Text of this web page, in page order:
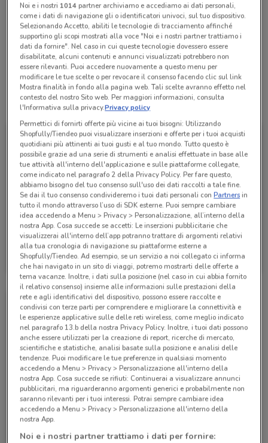
Lunedì n.d.
Martedì n.d.
Mercoledì n.d.
Giovedì n.d.
Venerdì n.d.
Sabato n.d.
Domenica n.d.
0622183129
ROMA 182
Tutte le promozioni di questo negozio
PosteMobile
Scade il 17/08 6.6 km
PosteMobile
Scade il 05/09 6.6 km
Noi e i nostri 1014partner archiviamo e accediamo ai dati personali,
come i dati di navigazione gli o identificatori univoci, sul tuo dispositivo.
Selezionando Accetto, abiliti le tecnologie di tracciamento affinché
supportino gli scopi mostrati alla voce "Noi e i nostri partner trattiamo i
dati da fornire". Nel caso in cui queste tecnologie dovessero essere
disabilitate, alcuni contenuti e annunci visualizzati potrebbero non
essere rilevanti. Puoi accedere nuovamente a questo menu per
modificare le tue scelte o per revocare il consenso facendo clic sul link
Mostra finalità in fondo alla pagina web. Tali scelte avranno effetto nel
contesto del nostro Sito web. Per maggiori informazioni, consulta
l'Informativa sulla privacy.Privacy policy
Permettici di fornirti offerte più vicine ai tuoi bisogni: Utilizzando
Shopfully/Tiendeo puoi visualizzare inserzioni e offerte per i tuoi acquisti
quotidiani più attinenti ai tuoi gusti e al tuo mondo. Tutto questo è
possibile grazie ad una serie di strumenti e analisi effettuate in base alle
tue attività all'interno dell'applicazione e sulle piattaforme collegate,
come indicato nel paragrafo 2 della Privacy Policy. Per fare questo,
abbiamo bisogno del tuo consenso sull'uso dei dati raccolti a tale fine.
Se dai il tuo consenso condivideremo i tuoi dati personali conPartnersin
tutto il mondo attraverso l’uso di SDK esterne. Puoi sempre cambiare
idea accedendo a Menu > Privacy > Personalizzazione, all’interno della
nostra App. Cosa succede se accetti: Le inserzioni pubblicitarie che
visualizzerai all'interno dell’app potranno trattare di argomenti relativi
alla tua cronologia di navigazione su piattaforme esterne a
Shopfully/Tiendeo. Ad esempio, se un servizio a noi collegato ci informa
che hai navigato in un sito di viaggi, potremo mostrarti delle offerte a
tema vacanze. Inoltre, i dati sulla posizione (nel caso in cui abbia fornito
il relativo consenso) insieme alle informazioni sulle prestazioni della
rete e agli identificativi del dispositivo, possono essere raccolte e
condivisi con terze parti per comprendere e migliorare la connettività e
le esperienze applicative sulle delle reti wireless, come meglio indicato
nel paragrafo 13.b della nostra Privacy Policy. Inoltre, i tuoi dati possono
anche essere utilizzati per la creazione di report, ricerche di mercato,
scientifiche e statistiche, analisi basate sulla posizione e analisi delle
tendenze. Puoi modificare le tue preferenze in qualsiasi momento
accedendo a Menu > Privacy > Personalizzazione all'interno della
nostra App. Cosa succede se rifiuti: Continuerai a visualizzare annunci
pubblicitari, ma riguarderanno argomenti generici e probabilmente non
saranno rilevanti per i tuoi interessi. Potrai sempre cambiare idea
accedendo a Menu > Privacy > Personalizzazione all'interno della
nostra App.
Noi e i nostri partner trattiamo i dati per fornire: